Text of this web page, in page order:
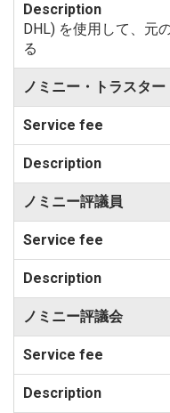
DHL) を使用して、元
る
ノミニー・トラスター
ノミニー評議員
ノミニー評議会